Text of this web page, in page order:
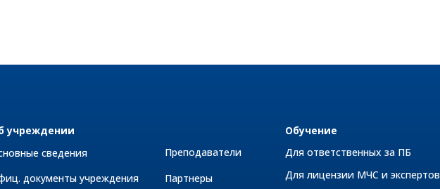
Обучение
Для ответственных за ПБ
Для лицензии МЧС и экспертов
Преподаватели
Партнеры
учреждении
сведения
документы учреждения